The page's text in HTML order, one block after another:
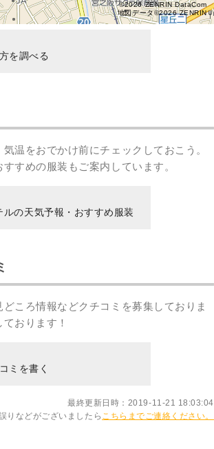
©2026 ZENRIN DataCom
地図データ©2026 ZENRIN
を調べる
温をおでかけ前にチェックしておこう。
すめの服装もご案内しています。
の天気予報・おすすめ服装
ころ情報などクチコミを募集しておりま
おります！
ミを書く
最終更新日時：2019-11-21 18:03:04
りなどがございましたら こちらまでご連絡ください。